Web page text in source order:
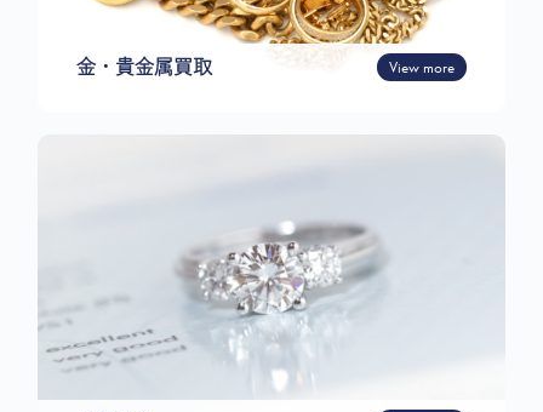
金・貴金属買取 View more